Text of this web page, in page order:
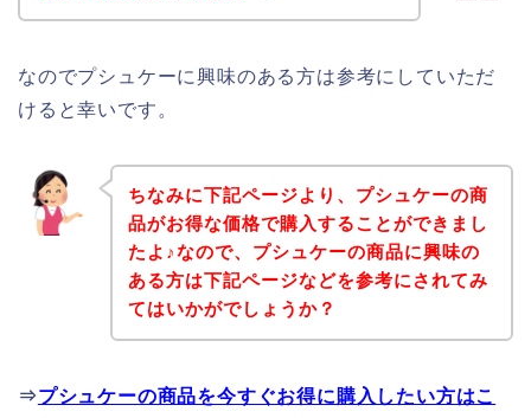
なのでプシュケーに興味のある方は参考にしていただ
けると幸いです。
ちなみに下記ページより、プシュケーの商
品がお得な価格で購入することができまし
たよ♪なので、プシュケーの商品に興味の
ある方は下記ページなどを参考にされてみ
てはいかがでしょうか？
⇒プシュケーの商品を今すぐお得に購入したい方はこ